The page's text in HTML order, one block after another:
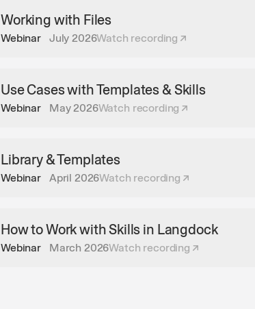
Working with Files
Webinar July 2026Watch recording
Use Cases with Templates & Skills
Webinar May 2026Watch recording
Library & Templates
Webinar April 2026Watch recording
How to Work with Skills in Langdock
Webinar March 2026Watch recording